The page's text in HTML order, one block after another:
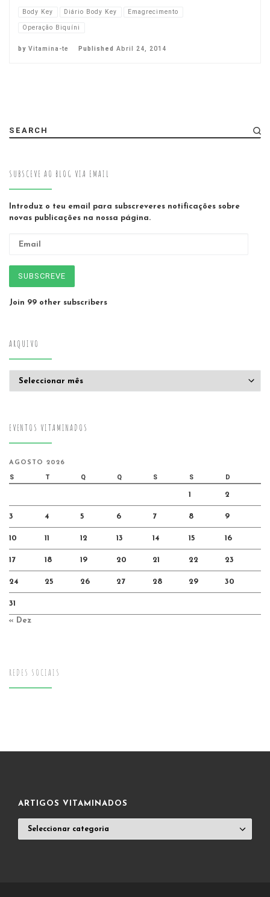
Body Key Diário Body Key
Emagrecimento
Operação Biquíni
by Vitamina-te Published Abril 24, 2014
SEARCH
SUBSCEVE AO BLOG VIA EMAIL
Introduz o teu email para subscreveres notificações sobre
novas publicações na nossa página.
SUBSCREVE
Join 99 other subscribers
ARQUIVO
EVENTOS VITAMINADOS
AGOSTO 2026
S T Q Q S S D
1 2
3 4 5 6 7 8 9
10 11 12 13 14 15 16
17 18 19 20 21 22 23
24 25 26 27 28 29 30
31
« Dez
REDES SOCIAIS
ARTIGOS VITAMINADOS
VITAMINADOS